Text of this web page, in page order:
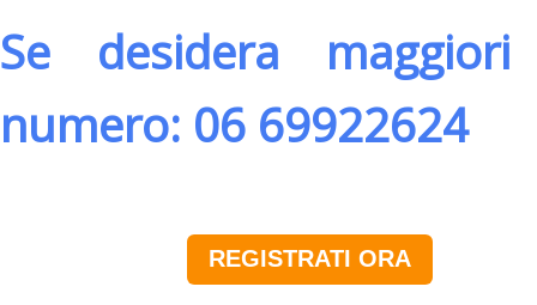
Se desidera
numero: 06 69922624
REGISTRATI ORA